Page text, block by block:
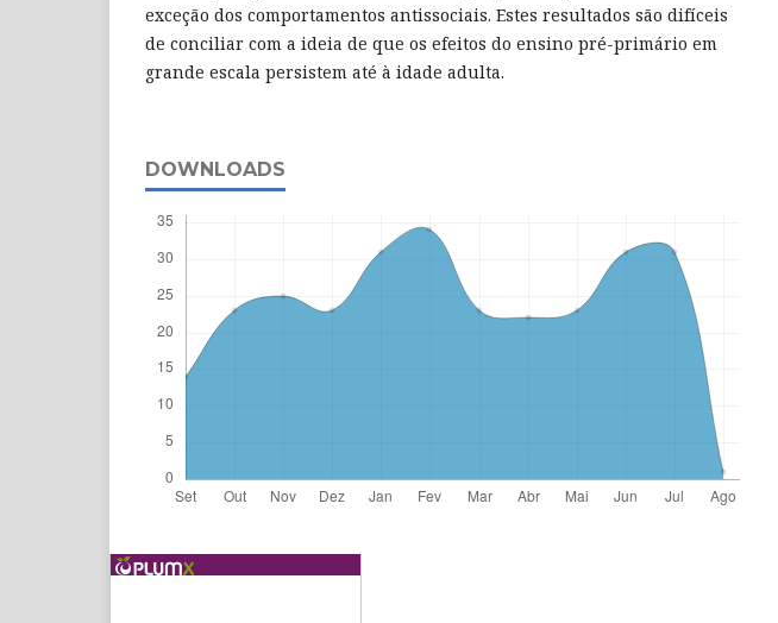
exceção dos comportamentos antissociais. Estes resultados são difíceis
de conciliar com a ideia de que os efeitos do ensino pré-primário em
grande escala persistem até à idade adulta.
DOWNLOADS